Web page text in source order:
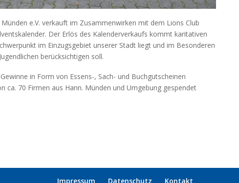
e.V. verkauft im Zusammenwirken mit dem Lions Club
Der Erlös des Kalenderverkaufs kommt karitativen
im Einzugsgebiet unserer Stadt liegt und im Besonderen
berücksichtigen soll.
in Form von Essens-, Sach- und Buchgutscheinen
ca. 70 Firmen aus Hann. Münden und Umgebung gespendet
Impressum Datenschutz Kontakt